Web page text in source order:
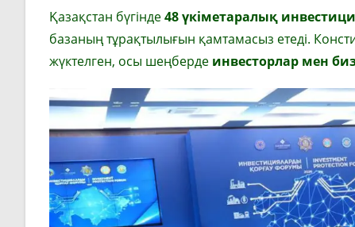
Қазақстан бүгінде48 үкіметаралық
базаның тұрақтылығын қамтамасыз етеді.
жүктелген, осы шеңберде инвесторлар мен